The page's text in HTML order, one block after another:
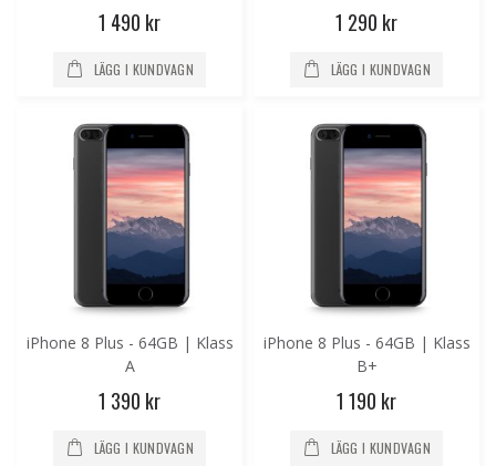
1 490 kr
LÄGG I KUNDVAGN
1 290 kr
LÄGG I KUNDVAGN
iPhone 8 Plus - 64GB | Klass
A
1 390 kr
LÄGG I KUNDVAGN
iPhone 8 Plus - 64GB | Klass
B+
1 190 kr
LÄGG I KUNDVAGN